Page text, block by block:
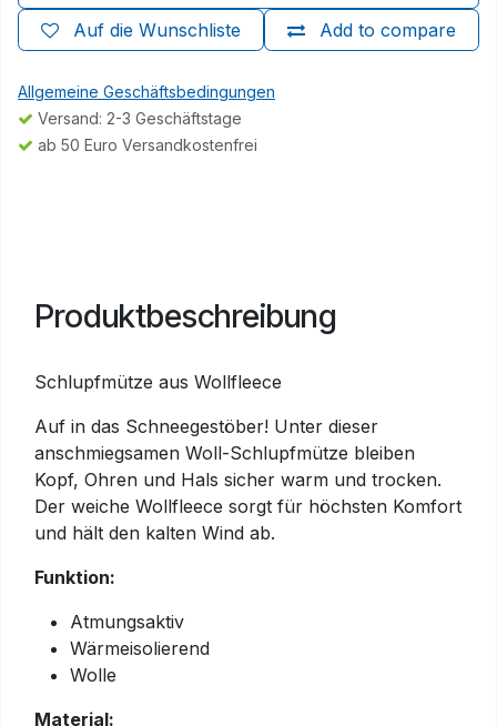
Add to compare
Auf die Wunschliste
Allgemeine Geschäftsbedingungen
Versand: 2-3 Geschäftstage
ab 50 Euro Versandkostenfrei
Produktbeschreibung
Schlupfmütze aus Wollfleece
Auf in das Schneegestöber! Unter dieser
anschmiegsamen Woll-Schlupfmütze bleiben
Kopf, Ohren und Hals sicher warm und trocken.
Der weiche Wollfleece sorgt für höchsten Komfort
und hält den kalten Wind ab.
Funktion:
Atmungsaktiv
Wärmeisolierend
Wolle
Material: